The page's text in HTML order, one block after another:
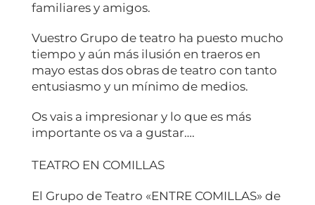
familiares y amigos.
Vuestro Grupo de teatro ha puesto mucho
tiempo y aún más ilusión en traeros en
mayo estas dos obras de teatro con tanto
entusiasmo y un mínimo de medios.
Os vais a impresionar y lo que es más
importante os va a gustar….
TEATRO EN COMILLAS
El Grupo de Teatro «ENTRE COMILLAS» de